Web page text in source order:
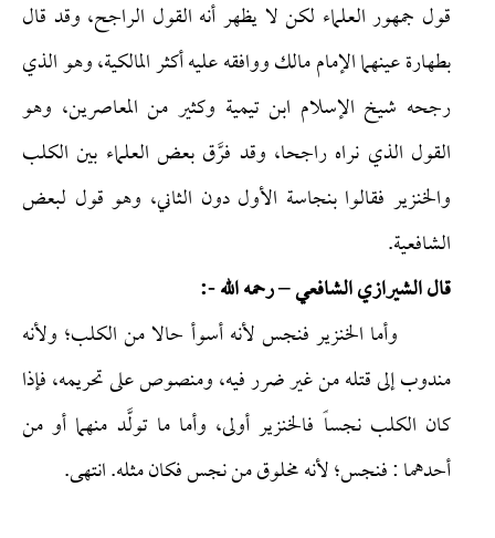
قول جمهور العلماء لكن لا يظهر أنه القول الراجح، وقد قال
بطهارة عينهما الإمام مالك ووافقه عليه أكثر المالكية، وهو الذي
رجحه شيخ الإسلام ابن تيمية وكثير من المعاصرين، وهو
القول الذي نراه راجحا، وقد فرَّق بعض العلماء بين الكلب
والخنزير فقالوا بنجاسة الأول دون الثاني، وهو قول لبعض
الشافعية.
قال الشيرازي الشافعي – رحمه الله -:
وأما الخنزير فنجس لأنه أسوأ حالا من الكلب؛ ولأنه
مندوب إلى قتله من غير ضرر فيه، ومنصوص على تحريمه، فإذا
كان الكلب نجساً فالخنزير أولى، وأما ما تولَّد منهما أو من
أحدهما : فنجس؛ لأنه مخلوق من نجس فكان مثله. انتهى.